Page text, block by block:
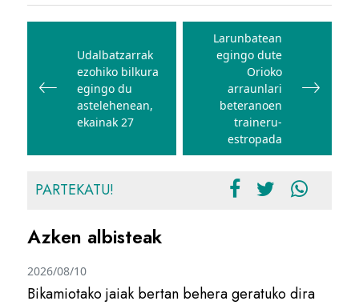
Bidalketetan
nabigatuUdalbatzarrak
ezohiko bilkura
egingo du
astelehenean,
ekainak 27
Larunbatean
egingo dute
Orioko
arraunlari
beteranoen
traineru-
estropada
PARTEKATU!
Azken albisteak
Bikamiotako jaiak bertan behera geratuko dira
2026/08/10